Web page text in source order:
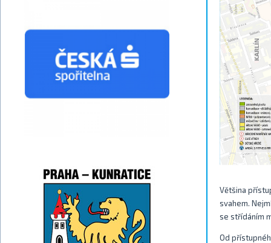
Většina
svahem.
se střídáním
Od